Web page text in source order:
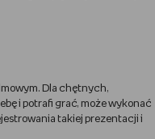
Dla chętnych,
i potrafi grać, może wykonać
takiej prezentacji i